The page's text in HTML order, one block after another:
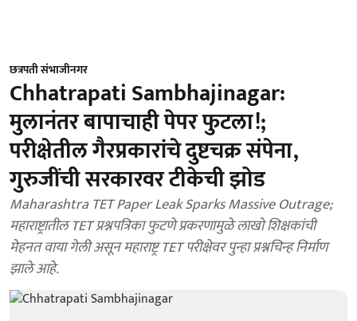
छत्रपती संभाजीनगर
Chhatrapati Sambhajinagar:
मुलानंतर बापाचाही पेपर फुटला!;
परीक्षेतील गैरप्रकारांचे दुष्टचक्र संपेना,
गुरुजींची सरकारवर टीकेची झोड
Maharashtra TET Paper Leak Sparks Massive Outrage;
महाराष्ट्रातील TET प्रश्नपत्रिका फुटणे प्रकरणामुळे लाखो शिक्षकांची
मेहनत वाया गेली असून महाराष्ट्र TET परीक्षेवर पुन्हा प्रश्नचिन्ह निर्माण
झाले आहे.